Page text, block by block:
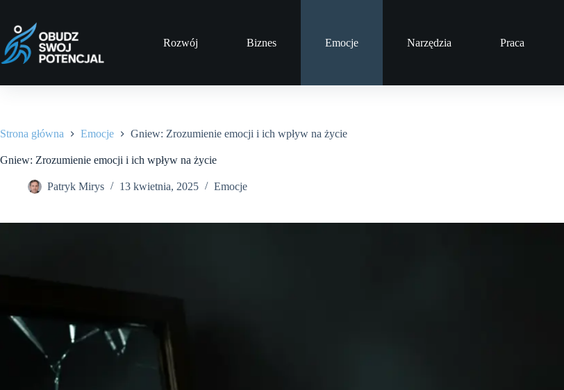
treści
Rozwój
Biznes Emocje Narzędzia Praca
Strona główna Emocje Gniew: Zrozumienie emocji i ich wpływ na życie
Gniew: Zrozumienie emocji i ich wpływ na życie
Patryk Mirys 13 kwietnia, 2025 Emocje